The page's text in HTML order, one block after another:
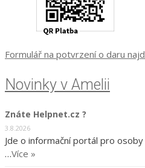
Formulář na potvrzení o daru
Novinky v Amelii
Znáte Helpnet.cz ?
3.8.2026
Jde o informační portál pro
…Více »